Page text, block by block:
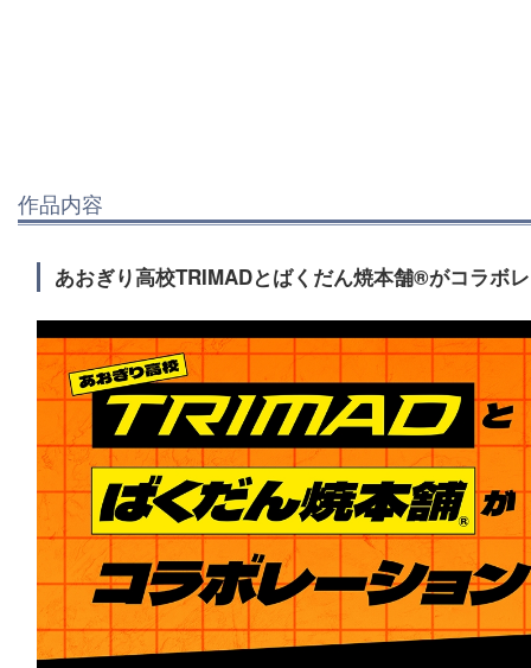
作品内容
あおぎり高校TRIMADとばくだん焼本舗®がコラボ